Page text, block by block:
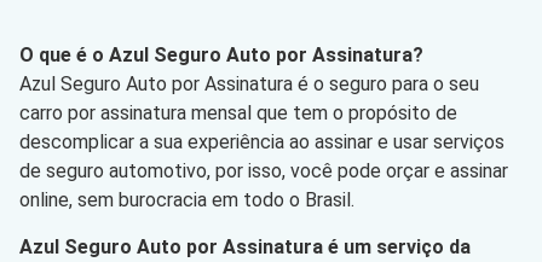
O que é o Azul Seguro Auto por Assinatura?
Azul Seguro Auto por Assinatura é o seguro para o seu
carro por assinatura mensal que tem o propósito de
descomplicar a sua experiência ao assinar e usar serviços
de seguro automotivo, por isso, você pode orçar e assinar
online, sem burocracia em todo o Brasil.
Azul Seguro Auto por Assinatura é um serviço da